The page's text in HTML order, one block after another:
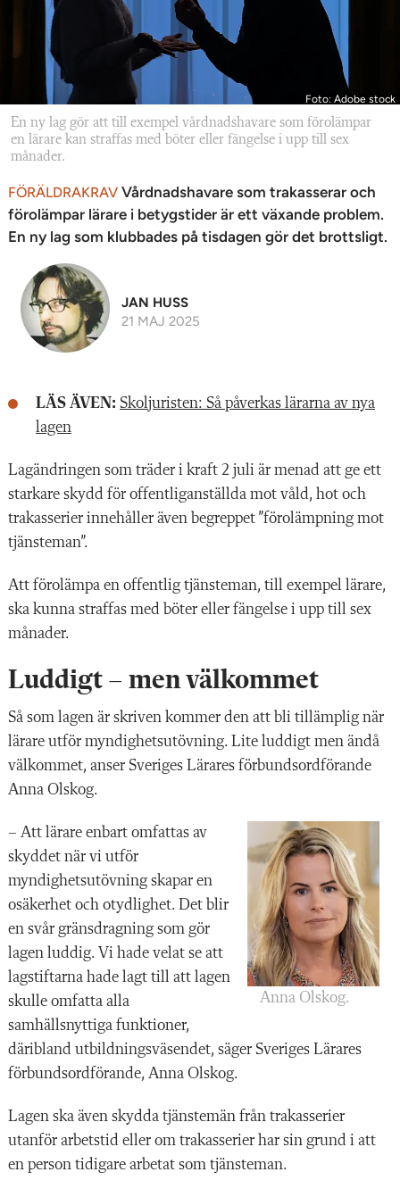
Foto: Adobe stock
En ny lag gör att till exempel vårdnadshavare som förolämpar
en lärare kan straffas med böter eller fängelse i upp till sex
månader.
FÖRÄLDRAKRAV Vårdnadshavare som trakasserar och
förolämpar lärare i betygstider är ett växande problem.
En ny lag som klubbades på tisdagen gör det brottsligt.
JAN HUSS
21 MAJ 2025
LÄS ÄVEN: Skoljuristen: Så påverkas lärarna av nya
lagen
Lagändringen som träder i kraft 2 juli är menad att ge ett
starkare skydd för offentliganställda mot våld, hot och
trakasserier innehåller även begreppet ”förolämpning mot
tjänsteman”.
Att förolämpa en offentlig tjänsteman, till exempel lärare,
ska kunna straffas med böter eller fängelse i upp till sex
månader.
Luddigt – men välkommet
Så som lagen är skriven kommer den att bli tillämplig när
lärare utför myndighetsutövning. Lite luddigt men ändå
välkommet, anser Sveriges Lärares förbundsordförande
Anna Olskog.
Anna Olskog.
– Att lärare enbart omfattas av
skyddet när vi utför
myndighetsutövning skapar en
osäkerhet och otydlighet. Det blir
en svår gränsdragning som gör
lagen luddig. Vi hade velat se att
lagstiftarna hade lagt till att lagen
skulle omfatta alla
samhällsnyttiga funktioner,
däribland utbildningsväsendet, säger Sveriges Lärares
förbundsordförande, Anna Olskog.
Lagen ska även skydda tjänstemän från trakasserier
utanför arbetstid eller om trakasserier har sin grund i att
en person tidigare arbetat som tjänsteman.